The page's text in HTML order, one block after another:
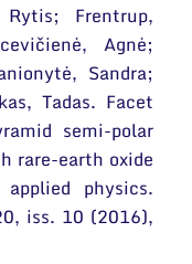
Frentrup,
Agnė;
Sandra;
Tadas. Facet
semi-polar
rare-earth oxide
physics.
iss. 10 (2016),